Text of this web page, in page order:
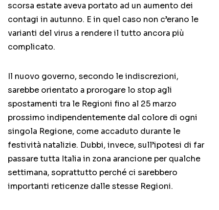
scorsa estate aveva portato ad un aumento dei
contagi in autunno. E in quel caso non c’erano le
varianti del virus a rendere il tutto ancora più
complicato.
Il nuovo governo, secondo le indiscrezioni,
sarebbe orientato a prorogare lo stop agli
spostamenti tra le Regioni fino al 25 marzo
prossimo indipendentemente dal colore di ogni
singola Regione, come accaduto durante le
festività natalizie. Dubbi, invece, sull’ipotesi di far
passare tutta Italia in zona arancione per qualche
settimana, soprattutto perché ci sarebbero
importanti reticenze dalle stesse Regioni.